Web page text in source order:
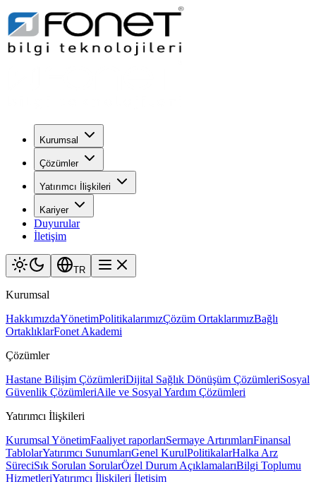
Kurumsal
Çözümler
Yatırımcı İlişkileri
Kariyer
Duyurular
İletişim
TR
Kurumsal
HakkımızdaYönetimPolitikalarımızÇözüm OrtaklarımızBağlı
OrtaklıklarFonet Akademi
Çözümler
Hastane Bilişim ÇözümleriDijital Sağlık Dönüşüm ÇözümleriSosyal
Güvenlik ÇözümleriAile ve Sosyal Yardım Çözümleri
Yatırımcı İlişkileri
Kurumsal YönetimFaaliyet raporlarıSermaye ArtırımlarıFinansal
TablolarYatırımcı SunumlarıGenel KurulPolitikalarHalka Arz
SüreciSık Sorulan SorularÖzel Durum AçıklamalarıBilgi Toplumu
HizmetleriYatırımcı İlişkileri İletişim